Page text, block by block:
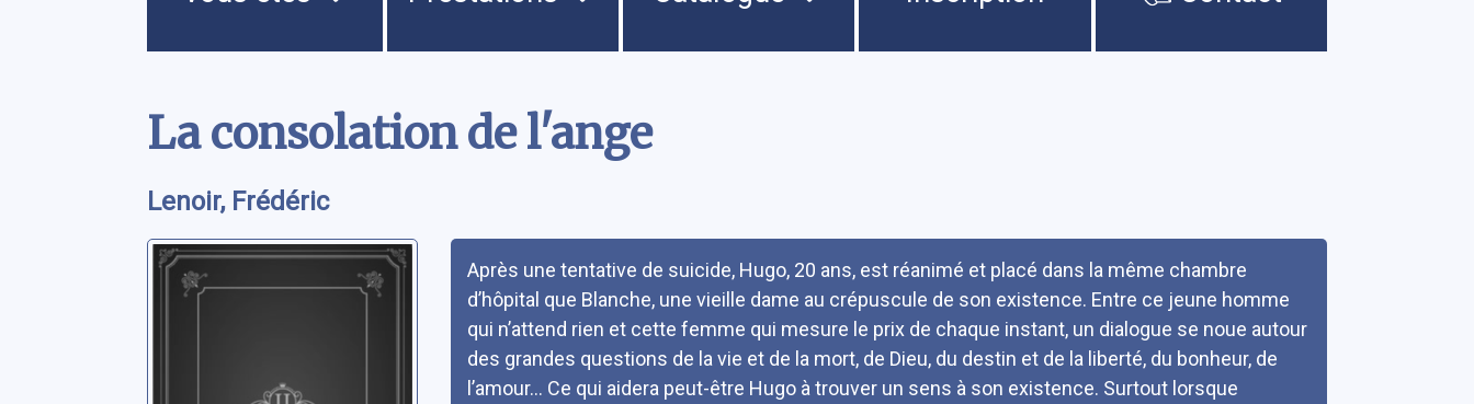
La consolation de l'ange
Lenoir, Frédéric
Après une tentative de suicide, Hugo, 20 ans, est réanimé et placé dans la même chambre
d’hôpital que Blanche, une vieille dame au crépuscule de son existence. Entre ce jeune homme
qui n’attend rien et cette femme qui mesure le prix de chaque instant, un dialogue se noue autour
des grandes questions de la vie et de la mort, de Dieu, du destin et de la liberté, du bonheur, de
l’amour… Ce qui aidera peut-être Hugo à trouver un sens à son existence. Surtout lorsque